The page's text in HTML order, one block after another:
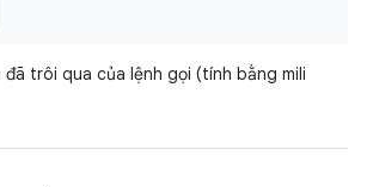
đã trôi qua của lệnh gọi (tính bằng mili